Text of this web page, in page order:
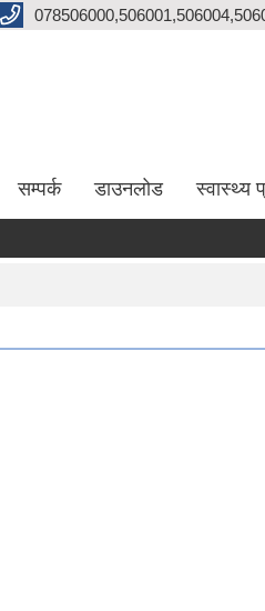
सम्पर्क डाउनलोड स्वास्थ्य